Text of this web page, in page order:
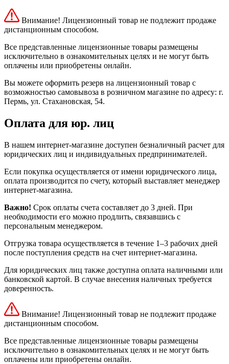
Внимание! Лицензионный товар не подлежит продаже
дистанционным способом.
Все представленные лицензионные товары размещены
исключительно в ознакомительных целях и не могут быть
оплачены или приобретены онлайн.
Вы можете оформить резерв на лицензионный товар с
возможностью самовывоза в розничном магазине по адресу: г.
Пермь, ул. Стахановская, 54.
Оплата для юр. лиц
В нашем интернет-магазине доступен безналичный расчет для
юридических лиц и индивидуальных предпринимателей.
Если покупка осуществляется от имени юридического лица,
оплата производится по счету, который выставляет менеджер
интернет-магазина.
Важно! Срок оплаты счета составляет до 3 дней. При
необходимости его можно продлить, связавшись с
персональным менеджером.
Отгрузка товара осуществляется в течение 1–3 рабочих дней
после поступления средств на счет интернет-магазина.
Для юридических лиц также доступна оплата наличными или
банковской картой. В случае внесения наличных требуется
доверенность.
Внимание! Лицензионный товар не подлежит продаже
дистанционным способом.
Все представленные лицензионные товары размещены
исключительно в ознакомительных целях и не могут быть
оплачены или приобретены онлайн.